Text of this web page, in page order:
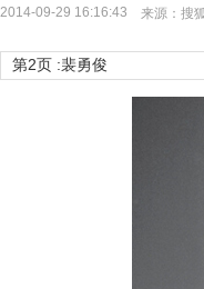
2014-09-29 16:16:43 来源： 搜
第2页 :裴勇俊